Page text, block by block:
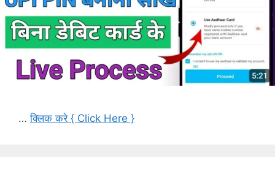
…क्लिक करे { Click Here }